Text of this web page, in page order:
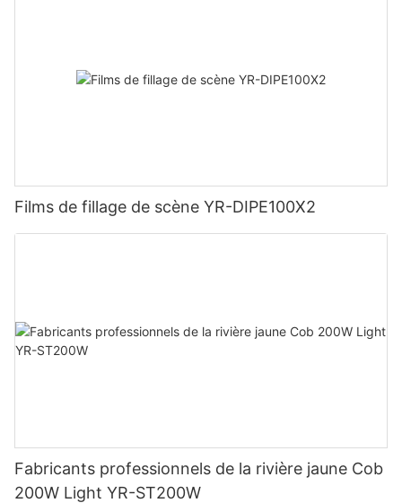
Films de fillage de scène YR-DIPE100X2
Fabricants professionnels de la rivière jaune Cob
200W Light YR-ST200W